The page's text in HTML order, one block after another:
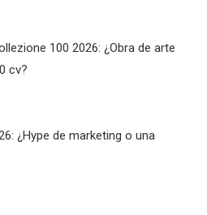
100 2026: ¿Obra de arte
cv?
¿Hype de marketing o una